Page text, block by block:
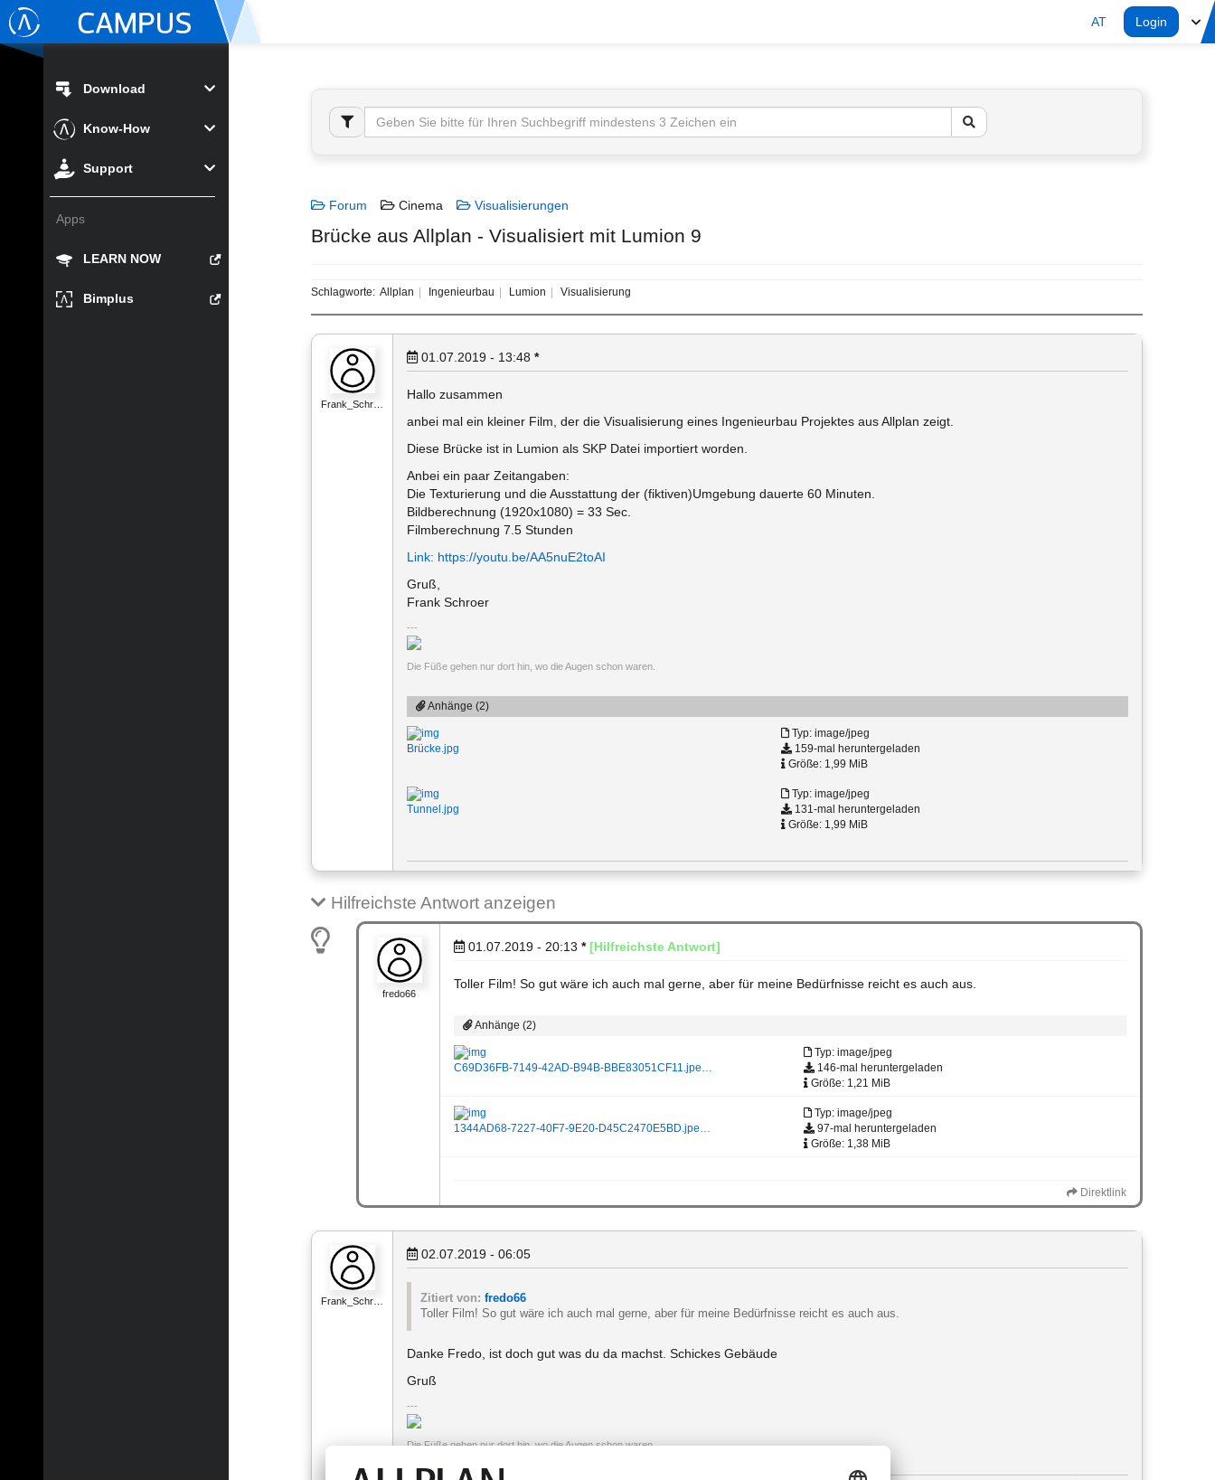
AT Login
Download
Know-How
Support
Apps
LEARN NOW
Bimplus
Forum Cinema Visualisierungen
Brücke aus Allplan - Visualisiert mit Lumion 9
Schlagworte: Allplan Ingenieurbau Lumion Visualisierung
Frank_Schr…
01.07.2019 - 13:48 *
Hallo zusammen
anbei mal ein kleiner Film, der die Visualisierung eines Ingenieurbau Projektes aus Allplan zeigt.
Diese Brücke ist in Lumion als SKP Datei importiert worden.
Anbei ein paar Zeitangaben:
Die Texturierung und die Ausstattung der (fiktiven)Umgebung dauerte 60 Minuten.
Bildberechnung (1920x1080) = 33 Sec.
Filmberechnung 7.5 Stunden
Link: https://youtu.be/AA5nuE2toAI
Gruß,
Frank Schroer
Die Füße gehen nur dort hin, wo die Augen schon waren.
Anhänge (2)
Brücke.jpg
Typ: image/jpeg
159-mal heruntergeladen
Größe: 1,99 MiB
Tunnel.jpg
Typ: image/jpeg
131-mal heruntergeladen
Größe: 1,99 MiB
Hilfreichste Antwort anzeigen
fredo66
01.07.2019 - 20:13 * [Hilfreichste Antwort]
Toller Film! So gut wäre ich auch mal gerne, aber für meine Bedürfnisse reicht es auch aus.
Anhänge (2)
C69D36FB-7149-42AD-B94B-BBE83051CF11.jpe…
Typ: image/jpeg
146-mal heruntergeladen
Größe: 1,21 MiB
1344AD68-7227-40F7-9E20-D45C2470E5BD.jpe…
Typ: image/jpeg
97-mal heruntergeladen
Größe: 1,38 MiB
Direktlink
Frank_Schr…
02.07.2019 - 06:05
Zitiert von: fredo66
Toller Film! So gut wäre ich auch mal gerne, aber für meine Bedürfnisse reicht es auch aus.
Danke Fredo, ist doch gut was du da machst. Schickes Gebäude
Gruß
Die Füße gehen nur dort hin, wo die Augen schon waren.